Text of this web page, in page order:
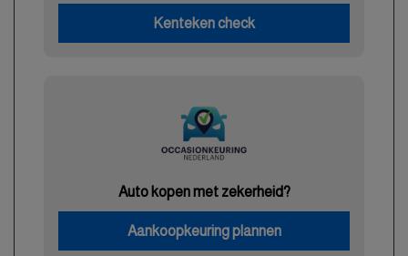
Kenteken check
Auto kopen met zekerheid?
Aankoopkeuring plannen